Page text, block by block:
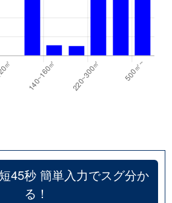
45秒 簡単入力でスグ分か
る！